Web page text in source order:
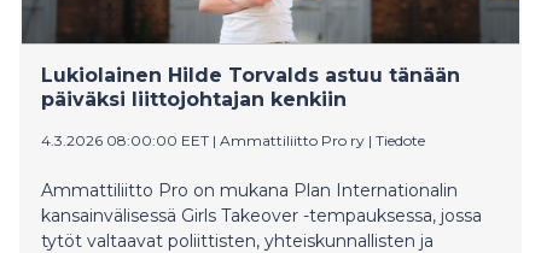
Lukiolainen Hilde Torvalds astuu tänään
päiväksi liittojohtajan kenkiin
4.3.2026 08:00:00 EET | Ammattiliitto Pro ry | Tiedote
Ammattiliitto Pro on mukana Plan Internationalin
kansainvälisessä Girls Takeover -tempauksessa, jossa
tytöt valtaavat poliittisten, yhteiskunnallisten ja